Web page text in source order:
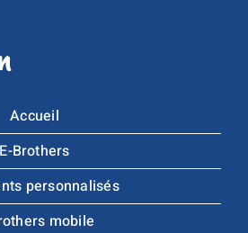
Accueil
E-Brothers
personnalisés
mobile